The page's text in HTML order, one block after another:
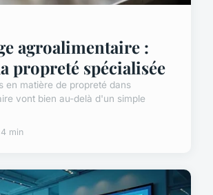
agroalimentaire :
propreté spécialisée
en matière de propreté dans
vont bien au-delà d'un simple
min